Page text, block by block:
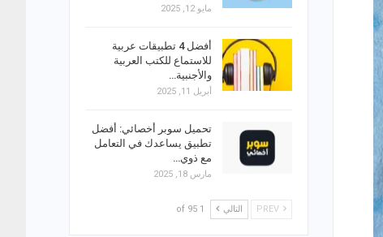
مايو 12, 2025
أفضل 4 تطبيقات عربية
للاستماع للكتب العربية
والأجنبية…
أبريل 11, 2025
تحميل سوبر أخصائي: أفضل
تطبيق يساعدك في التعامل
مع ذوي…
مارس 18, 2025
التالي 1 of 95